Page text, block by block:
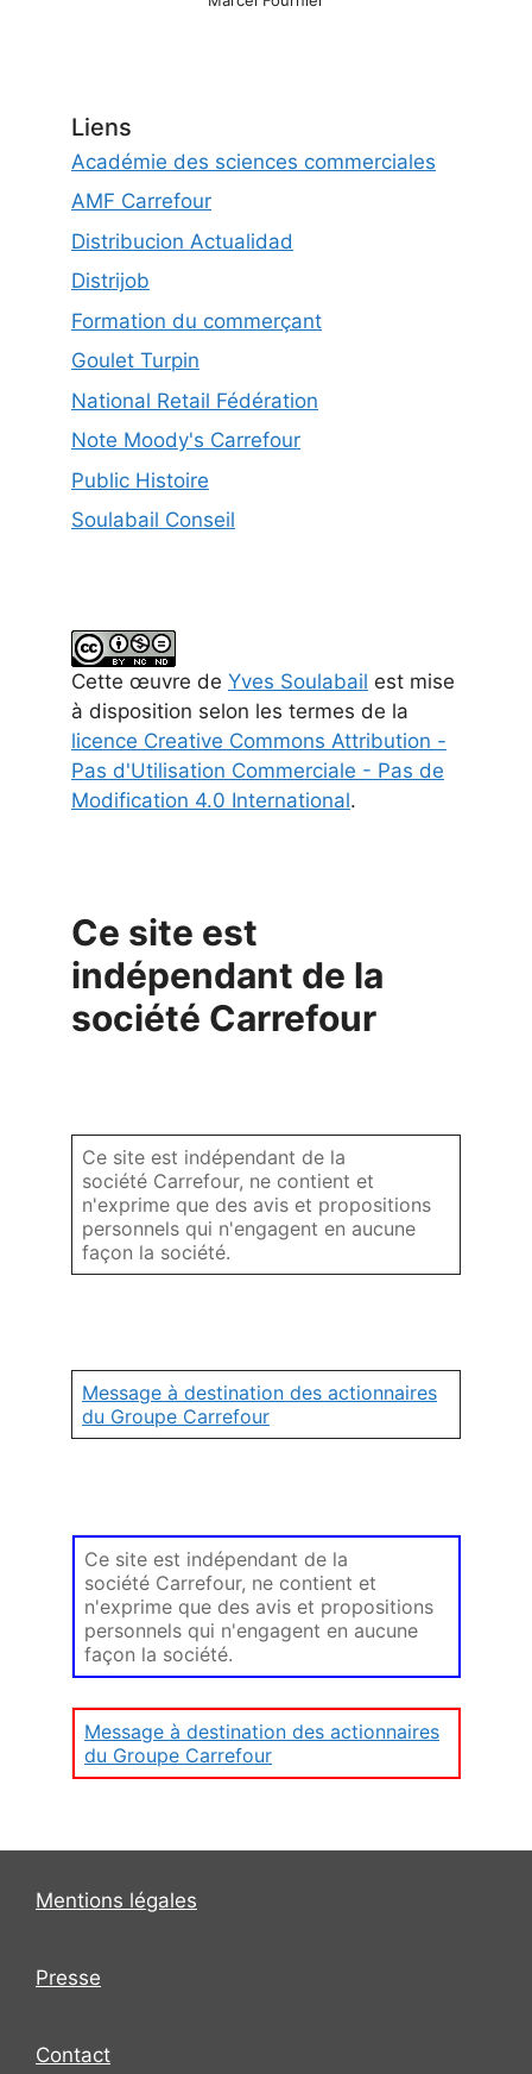
Liens
Académie des sciences commerciales
AMF Carrefour
Distribucion Actualidad
Distrijob
Formation du commerçant
Goulet Turpin
National Retail Fédération
Note Moody's Carrefour
Public Histoire
Soulabail Conseil
Cette œuvre de Yves Soulabail est mise
à disposition selon les termes de la
licence Creative Commons Attribution -
Pas d'Utilisation Commerciale - Pas de
Modification 4.0 International.
Ce site est
indépendant de la
société Carrefour
Ce site est indépendant de la
société Carrefour, ne contient et
n'exprime que des avis et propositions
personnels qui n'engagent en aucune
façon la société.
Message à destination des actionnaires
du Groupe Carrefour
Ce site est indépendant de la
société Carrefour, ne contient et
n'exprime que des avis et propositions
personnels qui n'engagent en aucune
façon la société.
Message à destination des actionnaires
du Groupe Carrefour
Mentions légales
Presse
Contact